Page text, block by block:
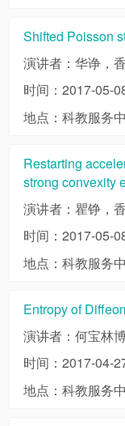
Shifted Poisson
演讲者：华诤，
时间：2017-05-
地点：科教服务
Restarting
strong convexity
演讲者：瞿铮，
时间：2017-05-
地点：科教服务
Entropy of
演讲者：何宝林
时间：2017-04-
地点：科教服务